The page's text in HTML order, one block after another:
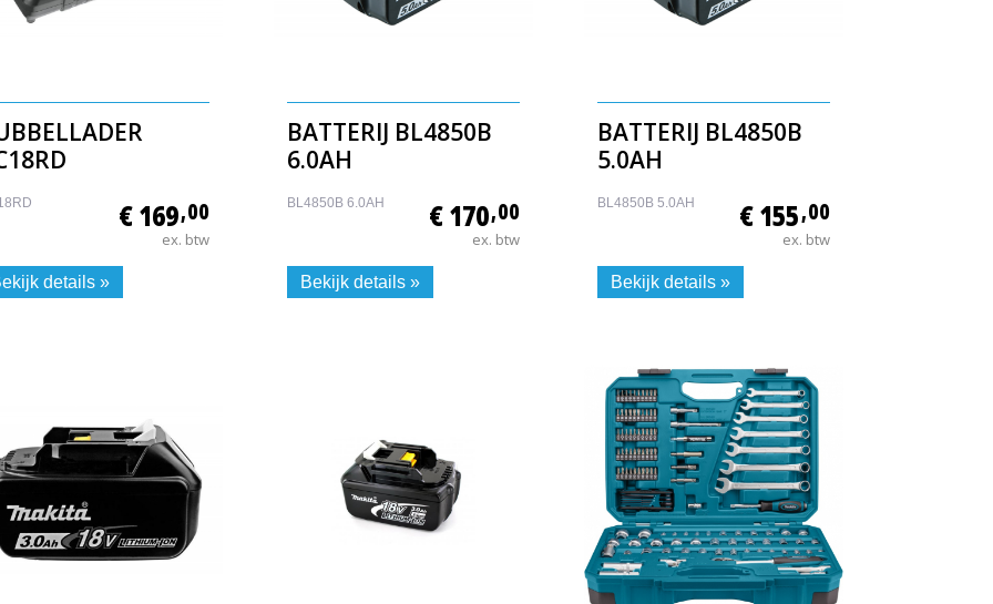
€ 169,00
ex. btw
details »
BATTERIJ BL4850B
6.0AH
BL4850B 6.0AH € 170,00
ex. btw
Bekijk details »
BATTERIJ BL4850B
5.0AH
BL4850B 5.0AH € 155,00
ex. btw
Bekijk details »